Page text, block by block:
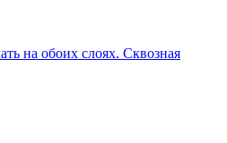
на обоих слоях. Сквозная